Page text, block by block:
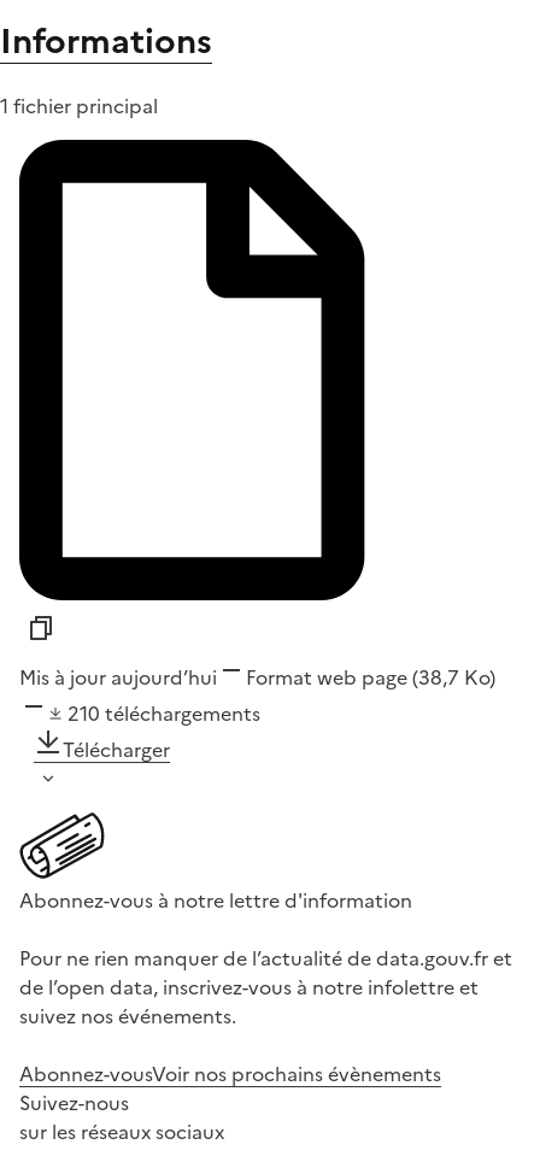
Informations
1 fichier principal
Mis à jour aujourd’hui Format web page(38,7 Ko)
210 téléchargements
Télécharger
Abonnez-vous à notre lettre d'information
Pour ne rien manquer de l’actualité de data.gouv.fr et
de l’open data, inscrivez-vous à notre infolettre et
suivez nos événements.
Abonnez-vousVoir nos prochains évènements
Suivez-nous
sur les réseaux sociaux